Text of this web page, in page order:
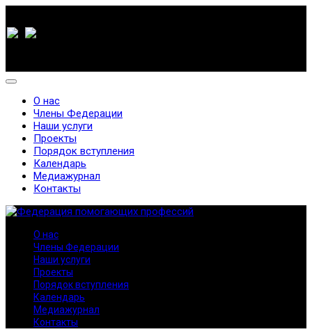
О нас
Члены Федерации
Наши услуги
Проекты
Порядок вступления
Календарь
Медиажурнал
Контакты
О нас
Члены Федерации
Наши услуги
Проекты
Порядок вступления
Календарь
Медиажурнал
Контакты